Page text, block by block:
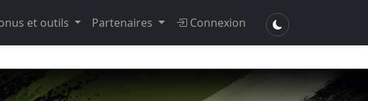
et outils Partenaires Connexion